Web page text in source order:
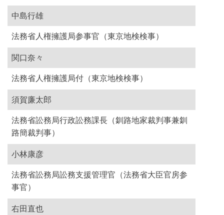
中島行雄
法務省人権擁護局参事官（東京地検検事）
関口奈々
法務省人権擁護局付（東京地検検事）
須賀廉太郎
法務省訟務局行政訟務課長（釧路地家裁判事兼釧
路簡裁判事）
小林康彦
法務省訟務局訟務支援管理官（法務省大臣官房参
事官）
右田直也